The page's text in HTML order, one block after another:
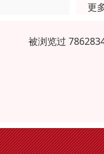
更
被浏览过